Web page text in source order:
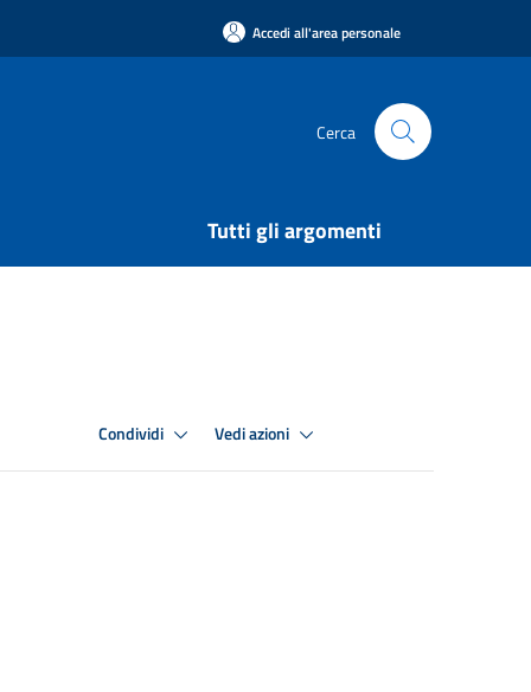
Accedi all'area personale
Cerca
Tutti gli argomenti
Condividi Vedi azioni